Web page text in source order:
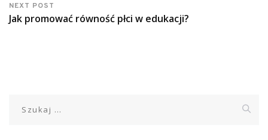
NEXT POST
Jak promować równość płci w edukacji?